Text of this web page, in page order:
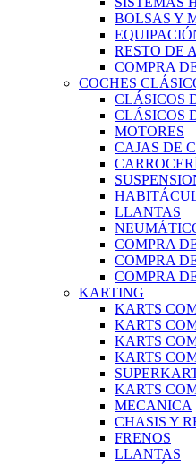
BOLSAS Y
RESTO DE
COMPRA
COCHES
CLÁSICOS
CLÁSICOS
MOTORES
CAJAS DE
LLANTAS
COMPRA
COMPRA
COMPRA
KARTING
KARTS
KARTS
KARTS
KARTS
KARTS
MECANICA
CHASIS Y
FRENOS
LLANTAS